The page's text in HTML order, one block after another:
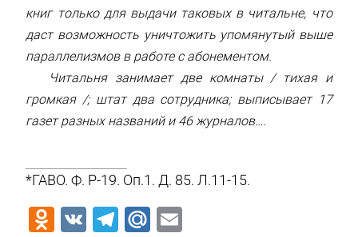
книг только для выдачи таковых в читальне, что
даст возможность уничтожить упомянутый выше
параллелизмов в работе с абонементом.
Читальня занимает две комнаты / тихая и
громкая /; штат два сотрудника; выписывает 17
газет разных названий и 46 журналов….
*ГАВО. Ф. Р-19. Оп.1. Д. 85. Л.11-15.
Odnoklassniki
VK Telegram
Mail.Ru